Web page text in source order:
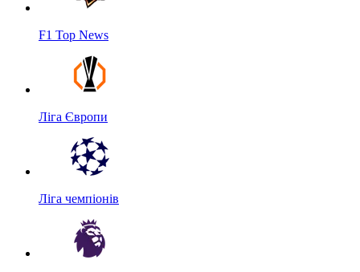
F1 Top News
Ліга Європи
Ліга чемпіонів